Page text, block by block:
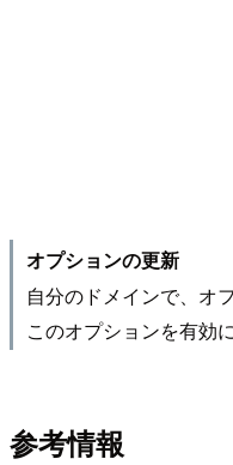
オプションの更新
自分のドメインで、オ
このオプションを有効
参考情報